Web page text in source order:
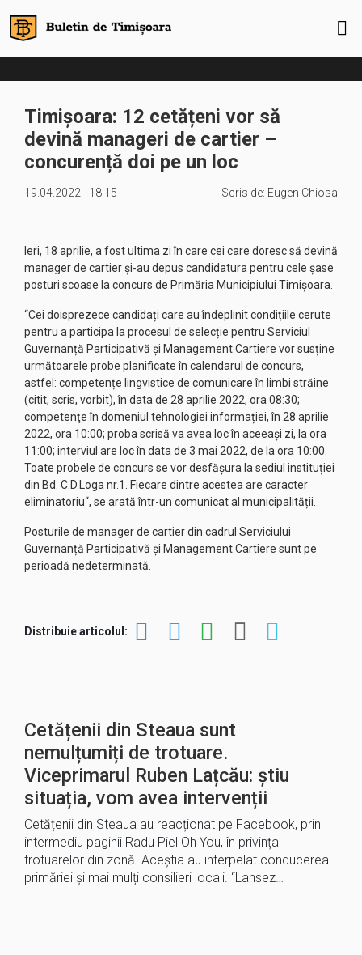
Timișoara: 12 cetățeni vor să
devină manageri de cartier –
concurență doi pe un loc
19.04.2022 - 18:15 Scris de: Eugen Chiosa
Ieri, 18 aprilie, a fost ultima zi în care cei care doresc să devină
manager de cartier și-au depus candidatura pentru cele șase
posturi scoase la concurs de Primăria Municipiului Timișoara.
“Cei doisprezece candidați care au îndeplinit condițiile cerute
pentru a participa la procesul de selecție pentru Serviciul
Guvernanță Participativă și Management Cartiere vor susține
următoarele probe planificate în calendarul de concurs,
astfel: competențe lingvistice de comunicare în limbi străine
(citit, scris, vorbit), în data de 28 aprilie 2022, ora 08:30;
competenţe în domeniul tehnologiei informației, în 28 aprilie
2022, ora 10:00; proba scrisă va avea loc în aceeași zi, la ora
11:00; interviul are loc în data de 3 mai 2022, de la ora 10:00.
Toate probele de concurs se vor desfășura la sediul instituției
din Bd. C.D.Loga nr.1. Fiecare dintre acestea are caracter
eliminatoriu“, se arată într-un comunicat al municipalității.
Posturile de manager de cartier din cadrul Serviciului
Guvernanță Participativă și Management Cartiere sunt pe
perioadă nedeterminată.
Distribuie articolul:
Cetățenii din Steaua sunt
nemulțumiți de trotuare.
Viceprimarul Ruben Lațcău: știu
situația, vom avea intervenții
Cetățenii din Steaua au reacționat pe Facebook, prin
intermediu paginii Radu Piel Oh You, în privința
trotuarelor din zonă. Aceștia au interpelat conducerea
primăriei și mai mulți consilieri locali. “Lansez…